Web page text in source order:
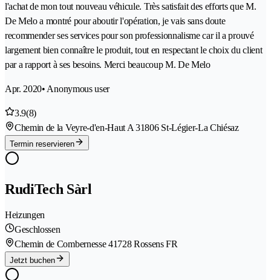
l'achat de mon tout nouveau véhicule. Très satisfait des efforts que M.
De Melo a montré pour aboutir l'opération, je vais sans doute
recommender ses services pour son professionnalisme car il a prouvé
largement bien connaître le produit, tout en respectant le choix du client
par a rapport à ses besoins. Merci beaucoup M. De Melo
Apr. 2020• Anonymous user
3.9(8)
Chemin de la Veyre-d'en-Haut A 31806 St-Légier-La Chiésaz
Termin reservieren
RudiTech Sàrl
Heizungen
Geschlossen
Chemin de Combernesse 41728 Rossens FR
Jetzt buchen